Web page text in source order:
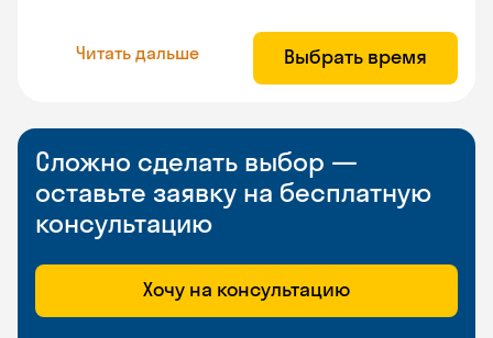
Читать дальше Выбрать время
Сложно сделать выбор —
оставьте заявку на бесплатную
консультацию
Хочу на консультацию